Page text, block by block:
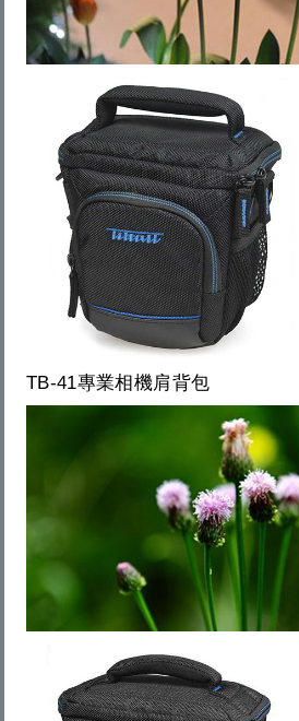
TB-41專業相機肩背包